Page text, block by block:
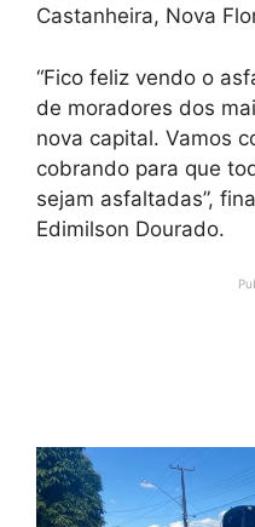
Castanheira, Nova
“Fico feliz vendo o
de moradores dos
nova capital. Vamos
cobrando para que
sejam asfaltadas”,
Edimilson Dourado.